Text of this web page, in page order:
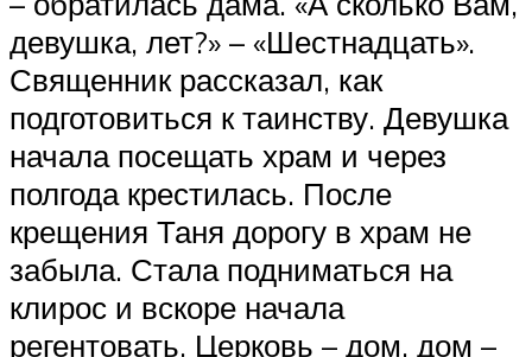
девушка, лет?» – «Шестнадцать».
Священник рассказал, как
подготовиться к таинству. Девушка
начала посещать храм и через
полгода крестилась. После
крещения Таня дорогу в храм не
забыла. Стала подниматься на
клирос и вскоре начала
регентовать. Церковь – дом, дом –